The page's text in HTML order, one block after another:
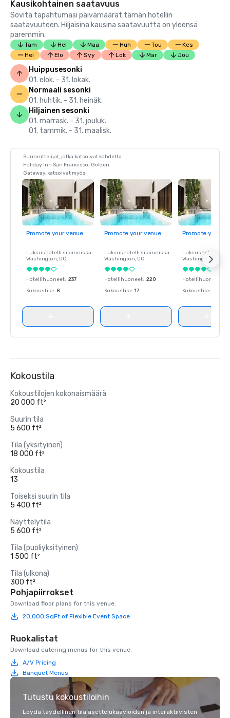
Kausikohtainen saatavuus
Sovita tapahtumasi päivämäärät tämän hotellin
saatavuuteen. Hiljaisina kausina saatavuutta on yleensä
paremmin.
Tam Hel Maa Huh Tou
Kes
Hei
Elo Syy Lok Mar Jou
Huippusesonki
01. elok. - 31. lokak.
Normaali sesonki
01. huhtik. - 31. heinäk.
Hiljainen sesonki
01. marrask. - 31. jouluk.
01. tammik. - 31. maalisk.
Suunnittelijat, jotka katsoivat kohdetta
Holiday Inn San Francisco-Golden
Gateway, katsoivat myös
Promote your venue
Luksushotelli sijainnissa
Washington, DC
Hotellihuoneet: 237
Kokoustila: 8
Promote your venue
Luksushotelli sijainnissa
Washington, DC
Hotellihuoneet: 220
Kokoustila: 17
Promote your
Luksushotelli
Washington
Hotellihuoneet
Kokoustila:
Kokoustila
Kokoustilojen kokonaismäärä
20 000 ft²
Suurin tila
5 600 ft²
Tila (yksityinen)
18 000 ft²
Kokoustila
13
Toiseksi suurin tila
5 400 ft²
Näyttelytila
5 600 ft²
Tila (puoliyksityinen)
1 500 ft²
Tila (ulkona)
300 ft²
Pohjapiirrokset
Download floor plans for this venue.
20,000 SqFt of Flexible Event Space
Ruokalistat
Download catering menus for this venue.
A/V Pricing
Banquet Menus
Tutustu kokoustiloihin
Löydä täydellinen tila asettelukaavioiden ja interaktiivisten